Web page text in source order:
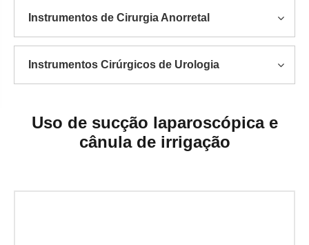
Instrumentos de Cirurgia Anorretal
Instrumentos Cirúrgicos de Urologia
Uso de sucção laparoscópica e
cânula de irrigação